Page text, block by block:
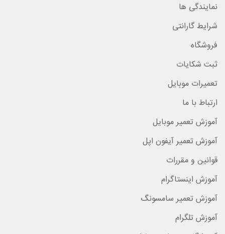
نمایندگی ها
شرایط گارانتی
فروشگاه
ثبت شکایات
تعمیرات موبایل
ارتباط با ما
آموزش تعمیر موبایل
آموزش تعمیر آیفون اپل
قوانین و مقررات
آموزش اینستاگرام
آموزش تعمیر سامسونگ
آموزش تلگرام